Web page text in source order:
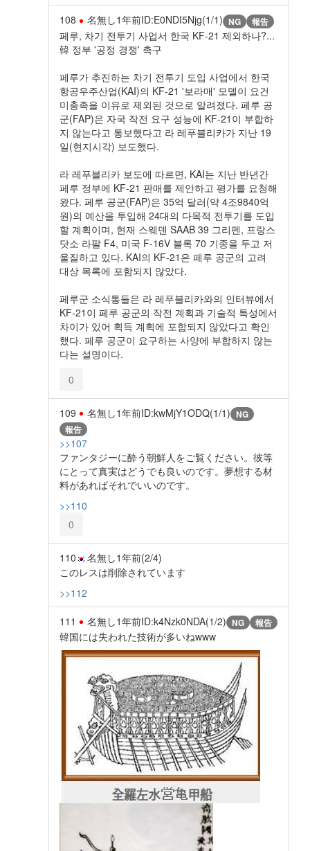
108 名無し1年前ID:E0NDI5Njg(1/1) NG 報告
페루, 차기 전투기 사업서 한국 KF-21 제외하나?...
韓 정부 '공정 경쟁' 촉구
페루가 추진하는 차기 전투기 도입 사업에서 한국
항공우주산업(KAI)의 KF-21 '보라매' 모델이 요건
미충족을 이유로 제외된 것으로 알려졌다. 페루 공
군(FAP)은 자국 작전 요구 성능에 KF-21이 부합하
지 않는다고 통보했다고 라 레푸블리카가 지난 19
일(현지시각) 보도했다.
라 레푸블리카 보도에 따르면, KAI는 지난 반년간
페루 정부에 KF-21 판매를 제안하고 평가를 요청해
왔다. 페루 공군(FAP)은 35억 달러(약 4조9840억
원)의 예산을 투입해 24대의 다목적 전투기를 도입
할 계획이며, 현재 스웨덴 SAAB 39 그리펜, 프랑스
닷소 라팔 F4, 미국 F-16V 블록 70 기종을 두고 저
울질하고 있다. KAI의 KF-21은 페루 공군의 고려
대상 목록에 포함되지 않았다.
페루군 소식통들은 라 레푸블리카와의 인터뷰에서
KF-21이 페루 공군의 작전 계획과 기술적 특성에서
차이가 있어 획득 계획에 포함되지 않았다고 확인
했다. 페루 공군이 요구하는 사양에 부합하지 않는
다는 설명이다.
0
109 名無し1年前ID:kwMjY1ODQ(1/1) NG
報告
>>107
ファンタジーに酔う朝鮮人をご覧ください。彼等
にとって真実はどうでも良いのです。夢想する材
料があればそれでいいのです。
>>110
0
110 名無し1年前(2/4)
このレスは削除されています
>>112
111 名無し1年前ID:k4Nzk0NDA(1/2) NG 報告
韓国には失われた技術が多いねwww